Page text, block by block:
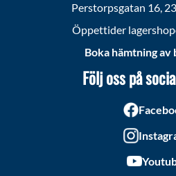
Perstorpsgatan 16,
Öppettider
Boka hämtning av
Följ oss på